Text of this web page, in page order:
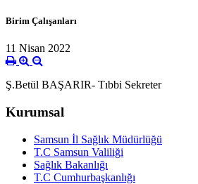
Birim Çalışanları
11 Nisan 2022
Ş.Betül BAŞARIR- Tıbbi Sekreter
Kurumsal
Samsun İl Sağlık Müdürlüğü
T.C Samsun Valiliği
Sağlık Bakanlığı
T.C Cumhurbaşkanlığı